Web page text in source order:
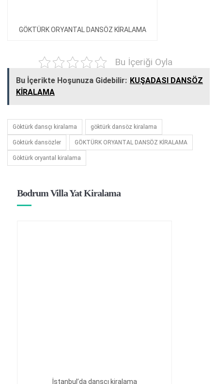
GÖKTÜRK ORYANTAL DANSÖZ KİRALAMA
Bu İçeriği Oyla
Bu İçerikte Hoşunuza Gidebilir: KUŞADASI DANSÖZ
KİRALAMA
Göktürk dansçı kiralama göktürk dansöz kiralama
Göktürk dansözler GÖKTÜRK ORYANTAL DANSÖZ KİRALAMA
Göktürk oryantal kiralama
Bodrum Villa Yat Kiralama
İstanbul’da dansçı kiralama